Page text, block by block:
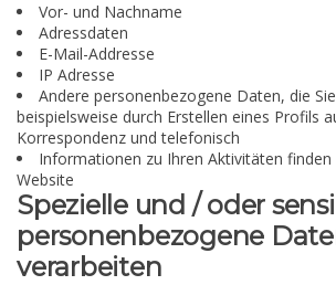
Vor- und Nachname
Adressdaten
E-Mail-Addresse
IP Adresse
Andere personenbezogene Daten, die
beispielsweise durch Erstellen eines Profils
Korrespondenz und telefonisch
Informationen zu Ihren Aktivitäten finden
Website
Spezielle und / oder
personenbezogene
verarbeiten